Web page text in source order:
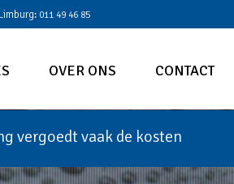
011 49 46 85
OVER ONS CONTACT
vergoedt vaak de kosten